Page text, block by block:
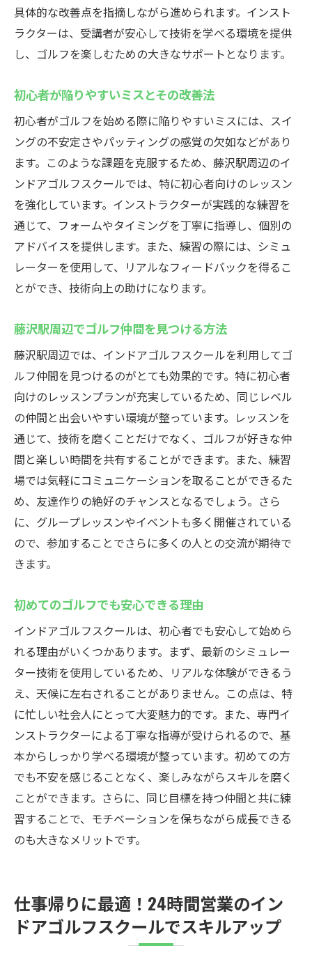
具体的な改善点を指摘しながら進められます。インスト
ラクターは、受講者が安心して技術を学べる環境を提供
し、ゴルフを楽しむための大きなサポートとなります。
初心者が陥りやすいミスとその改善法
初心者がゴルフを始める際に陥りやすいミスには、スイ
ングの不安定さやパッティングの感覚の欠如などがあり
ます。このような課題を克服するため、藤沢駅周辺のイ
ンドアゴルフスクールでは、特に初心者向けのレッスン
を強化しています。インストラクターが実践的な練習を
通じて、フォームやタイミングを丁寧に指導し、個別の
アドバイスを提供します。また、練習の際には、シミュ
レーターを使用して、リアルなフィードバックを得るこ
とができ、技術向上の助けになります。
藤沢駅周辺でゴルフ仲間を見つける方法
藤沢駅周辺では、インドアゴルフスクールを利用してゴ
ルフ仲間を見つけるのがとても効果的です。特に初心者
向けのレッスンプランが充実しているため、同じレベル
の仲間と出会いやすい環境が整っています。レッスンを
通じて、技術を磨くことだけでなく、ゴルフが好きな仲
間と楽しい時間を共有することができます。また、練習
場では気軽にコミュニケーションを取ることができるた
め、友達作りの絶好のチャンスとなるでしょう。さら
に、グループレッスンやイベントも多く開催されている
ので、参加することでさらに多くの人との交流が期待で
きます。
初めてのゴルフでも安心できる理由
インドアゴルフスクールは、初心者でも安心して始めら
れる理由がいくつかあります。まず、最新のシミュレー
ター技術を使用しているため、リアルな体験ができるう
え、天候に左右されることがありません。この点は、特
に忙しい社会人にとって大変魅力的です。また、専門イ
ンストラクターによる丁寧な指導が受けられるので、基
本からしっかり学べる環境が整っています。初めての方
でも不安を感じることなく、楽しみながらスキルを磨く
ことができます。さらに、同じ目標を持つ仲間と共に練
習することで、モチベーションを保ちながら成長できる
のも大きなメリットです。
仕事帰りに最適！24時間営業のイン
ドアゴルフスクールでスキルアップ